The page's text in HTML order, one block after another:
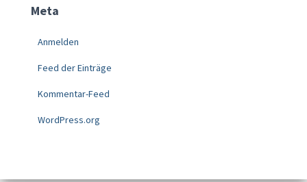
Meta
Anmelden
Feed der Einträge
Kommentar-Feed
WordPress.org